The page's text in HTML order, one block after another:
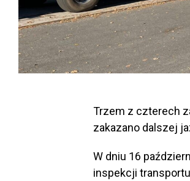
Trzem z czterech
zakazano dalszej
W dniu 16
inspekcji